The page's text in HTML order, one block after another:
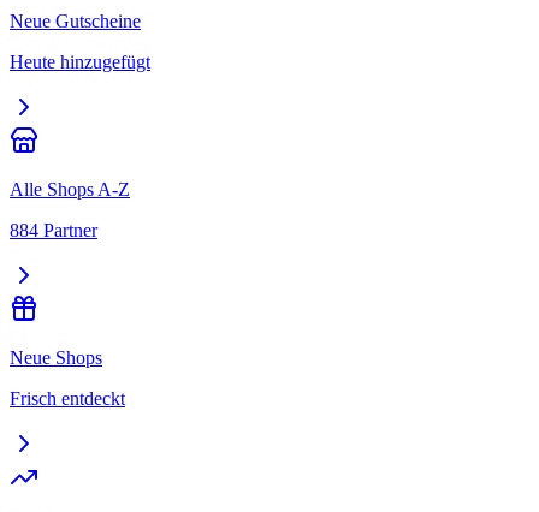
Neue Gutscheine
Heute hinzugefügt
Alle Shops A-Z
884 Partner
Neue Shops
Frisch entdeckt